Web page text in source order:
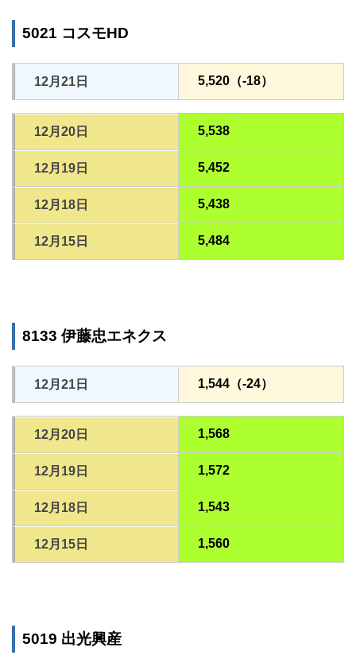
5021 コスモHD
12月21日 5,520（-18）
12月20日 5,538
12月19日 5,452
12月18日 5,438
12月15日 5,484
8133 伊藤忠エネクス
12月21日 1,544（-24）
12月20日 1,568
12月19日 1,572
12月18日 1,543
12月15日 1,560
5019 出光興産